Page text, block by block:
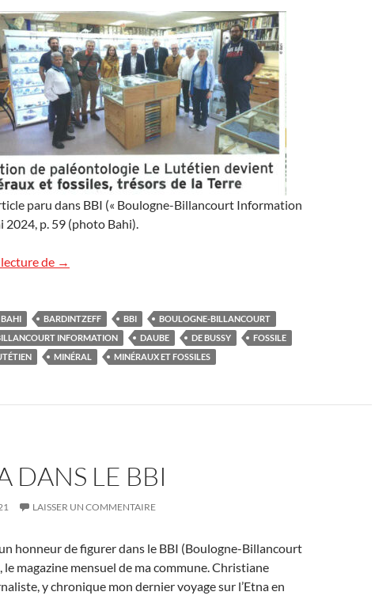
paru dans BBI (« Boulogne-Billancourt Information
2024, p. 59 (photo Bahi).
de Minéraux et fossiles à Boulogne-Billancourt
→
BAHI BARDINTZEFF BBI
BOULOGNE-BILLANCOURT
INFORMATION
DAUBE DE BUSSY
FOSSILE
MINÉRAL MINÉRAUX ET FOSSILES
DANS LE BBI
LAISSER UN COMMENTAIRE
honneur de figurer dans le BBI (Boulogne-Billancourt
magazine mensuel de ma commune. Christiane
y chronique mon dernier voyage sur l’Etna en